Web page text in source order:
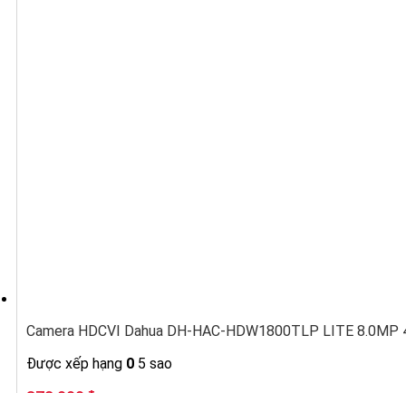
Camera HDCVI Dahua DH-HAC-HDW1800TLP LITE 8.0MP
Được xếp hạng 0 5 sao